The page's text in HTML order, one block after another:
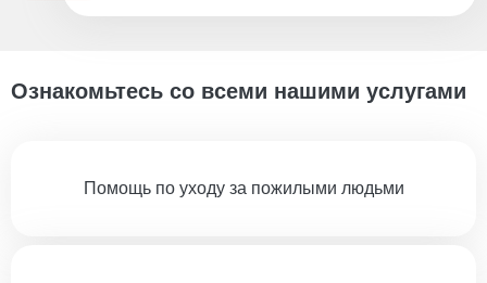
Ознакомьтесь со всеми нашими услугами
Помощь по уходу за пожилыми людьми